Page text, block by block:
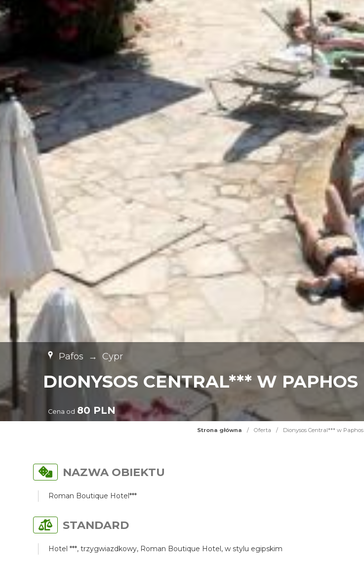
Pafos → Cypr
DIONYSOS CENTRAL*** W PAPHOS
Cena od 80 PLN
Strona główna / Oferta / Dionysos Central*** w Paphos
NAZWA OBIEKTU
Roman Boutique Hotel***
STANDARD
Hotel ***, trzygwiazdkowy, Roman Boutique Hotel, w stylu egipskim